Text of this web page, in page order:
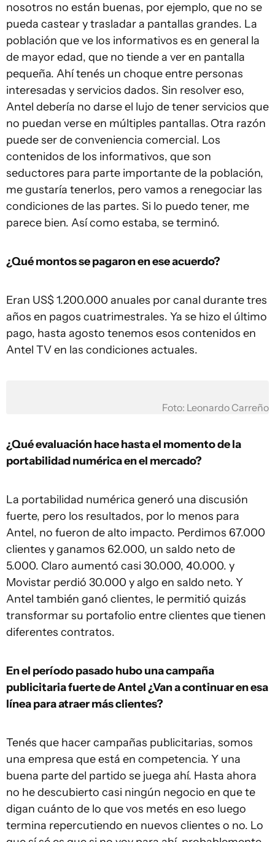
nosotros no están buenas, por ejemplo, que no se
pueda castear y trasladar a pantallas grandes. La
población que ve los informativos es en general la
de mayor edad, que no tiende a ver en pantalla
pequeña. Ahí tenés un choque entre personas
interesadas y servicios dados. Sin resolver eso,
Antel debería no darse el lujo de tener servicios que
no puedan verse en múltiples pantallas. Otra razón
puede ser de conveniencia comercial. Los
contenidos de los informativos, que son
seductores para parte importante de la población,
me gustaría tenerlos, pero vamos a renegociar las
condiciones de las partes. Si lo puedo tener, me
parece bien. Así como estaba, se terminó.
¿Qué montos se pagaron en ese acuerdo?
Eran US$ 1.200.000 anuales por canal durante tres
años en pagos cuatrimestrales. Ya se hizo el último
pago, hasta agosto tenemos esos contenidos en
Antel TV en las condiciones actuales.
Foto: Leonardo Carreño
¿Qué evaluación hace hasta el momento de la
portabilidad numérica en el mercado?
La portabilidad numérica generó una discusión
fuerte, pero los resultados, por lo menos para
Antel, no fueron de alto impacto. Perdimos 67.000
clientes y ganamos 62.000, un saldo neto de
5.000. Claro aumentó casi 30.000, 40.000. y
Movistar perdió 30.000 y algo en saldo neto. Y
Antel también ganó clientes, le permitió quizás
transformar su portafolio entre clientes que tienen
diferentes contratos.
En el período pasado hubo una campaña
publicitaria fuerte de Antel ¿Van a continuar en esa
línea para atraer más clientes?
Tenés que hacer campañas publicitarias, somos
una empresa que está en competencia. Y una
buena parte del partido se juega ahí. Hasta ahora
no he descubierto casi ningún negocio en que te
digan cuánto de lo que vos metés en eso luego
termina repercutiendo en nuevos clientes o no. Lo